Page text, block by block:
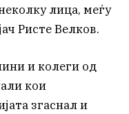
лица, меѓу
Ристе Велков.
и колеги од
кои
згаснал и